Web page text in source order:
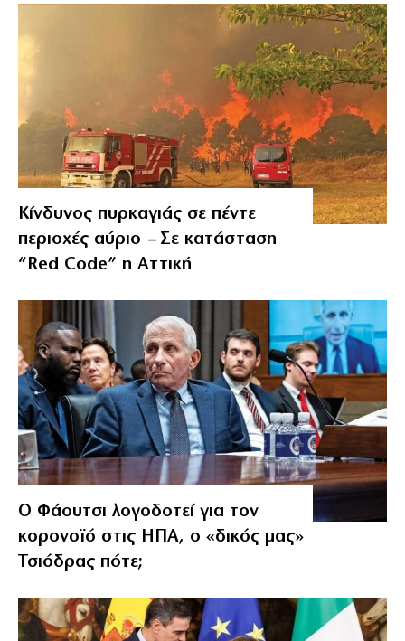
Κίνδυνος πυρκαγιάς σε πέντε
περιοχές αύριο – Σε κατάσταση
“Red Code” η Αττική
Ο Φάουτσι λογοδοτεί για τον
κορονοϊό στις ΗΠΑ, ο «δικός μας»
Τσιόδρας πότε;